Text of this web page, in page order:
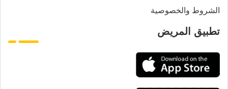
الشروط والخصوصية
تطبيق المريض